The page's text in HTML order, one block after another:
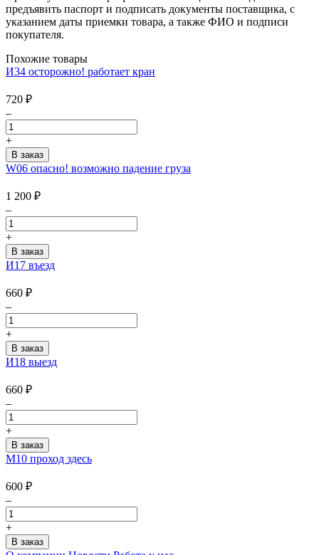
предъявить паспорт и подписать документы поставщика, с
указанием даты приемки товара, а также ФИО и подписи
покупателя.
Похожие товары
И34 осторожно! работает кран
720 ₽
–
+
W06 опасно! возможно падение груза
1 200 ₽
–
+
И17 въезд
660 ₽
–
+
И18 выезд
660 ₽
–
+
М10 проход здесь
600 ₽
–
+